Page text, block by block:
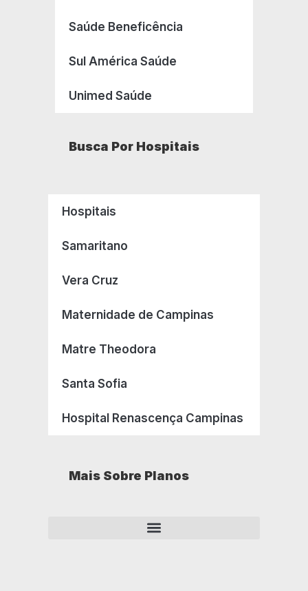
Saúde Beneficência
Sul América Saúde
Unimed Saúde
Busca Por Hospitais
Hospitais
Samaritano
Vera Cruz
Maternidade de Campinas
Matre Theodora
Santa Sofia
Hospital Renascença Campinas
Mais Sobre Planos